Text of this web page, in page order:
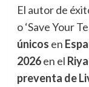
El autor de
o ‘Save Your
únicos en
2026en el
preventa de